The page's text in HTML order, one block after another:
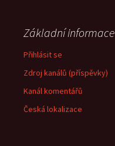
Základní informace
Přihlásit se
Zdroj kanálů (příspěvky)
Kanál komentářů
Česká lokalizace